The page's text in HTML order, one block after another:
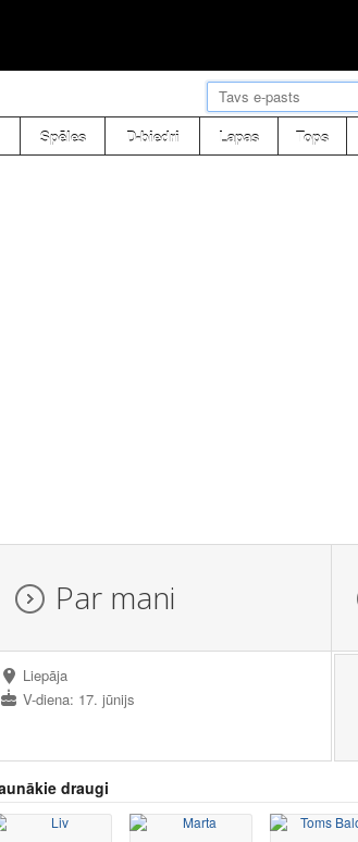
Spēles D-biedri Lapas Tops
Par mani
Liepāja
V-diena: 17. jūnijs
draugi